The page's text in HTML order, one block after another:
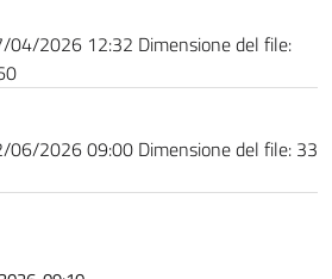
04/2026 12:32 Dimensione del file:
06/2026 09:00 Dimensione del file: 33